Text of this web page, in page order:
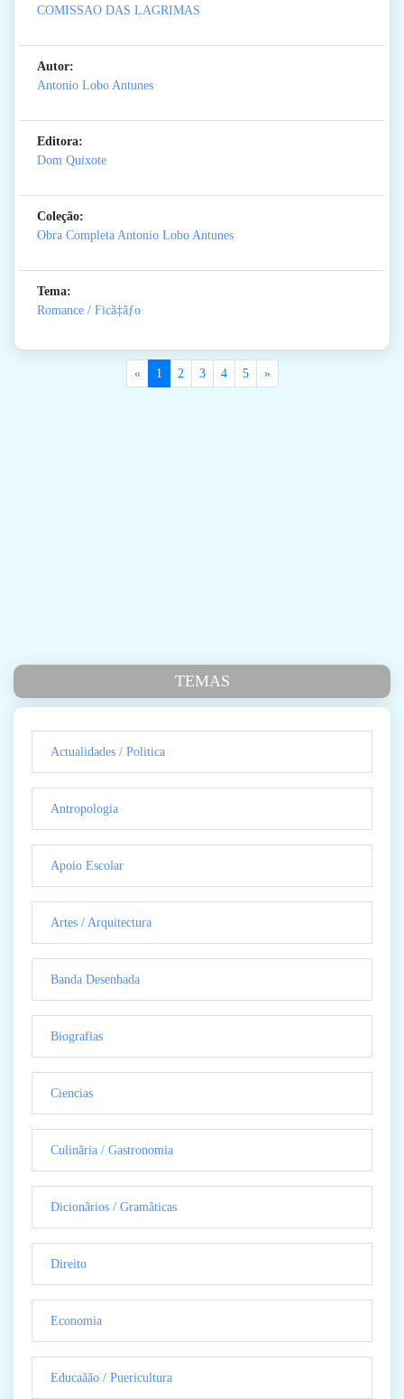
COMISSAO DAS LAGRIMAS
Autor:
Antonio Lobo Antunes
Editora:
Dom Quixote
Coleção:
Obra Completa Antonio Lobo Antunes
Tema:
Romance / Ficã‡ãƒo
« 1 2 3 4 5 »
TEMAS
Actualidades / Politica
Antropologia
Apoio Escolar
Artes / Arquitectura
Banda Desenhada
Biografias
Ciencias
Culinãria / Gastronomia
Dicionãrios / Gramãticas
Direito
Economia
Educaãão / Puericultura